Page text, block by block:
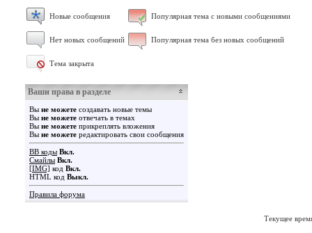
Новые сообщения Популярная тема с новыми сообщениями
Нет новых сообщений Популярная тема без новых сообщений
Тема закрыта
Ваши права в разделе
Вы не можете создавать новые темы
Вы не можете отвечать в темах
Вы не можете прикреплять вложения
Вы не можете редактировать свои сообщения
BB коды Вкл.
Смайлы Вкл.
[IMG] код Вкл.
HTML код Выкл.
Правила форума
Текущее